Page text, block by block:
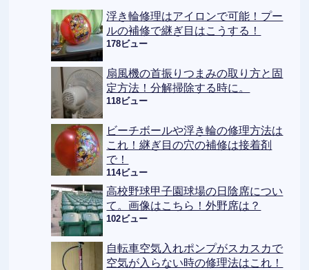
浮き輪修理はアイロンで可能！プー
ルの補修で継ぎ目はこうする！
178ビュー
扇風機の首振りつまみの取り方と固
定方法！分解掃除する時に。
118ビュー
ビーチボールや浮き輪の修理方法は
これ！継ぎ目の穴の補修は接着剤
で！
114ビュー
高校野球甲子園球場の日陰席につい
て。画像はこちら！外野席は？
102ビュー
自転車空気入れポンプがスカスカで
空気が入らない時の修理法はこれ！